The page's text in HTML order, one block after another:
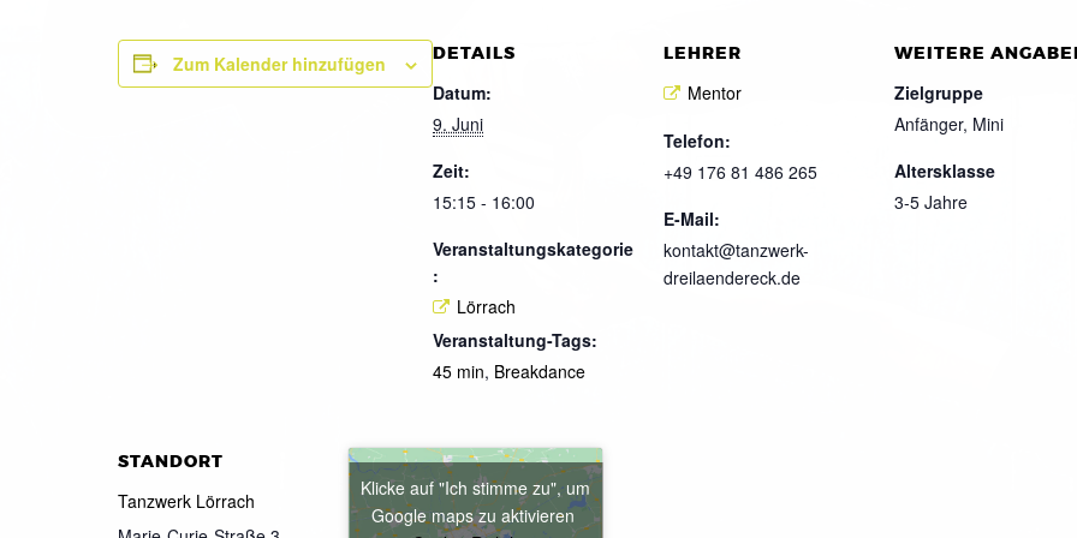
Zum Kalender hinzufügen DETAILS
Datum:
9. Juni
Zeit:
15:15 - 16:00
Veranstaltungskategorie
:
Lörrach
Veranstaltung-Tags:
45 min, Breakdance
LEHRER
Mentor
Telefon:
+49 176 81 486 265
E-Mail:
kontakt@tanzwerk-
dreilaendereck.de
WEITERE
Zielgruppe
Anfänger, Mini
Altersklasse
3-5 Jahre
STANDORT
Tanzwerk Lörrach
Klicke auf "Ich stimme zu", um
Google maps zu aktivieren